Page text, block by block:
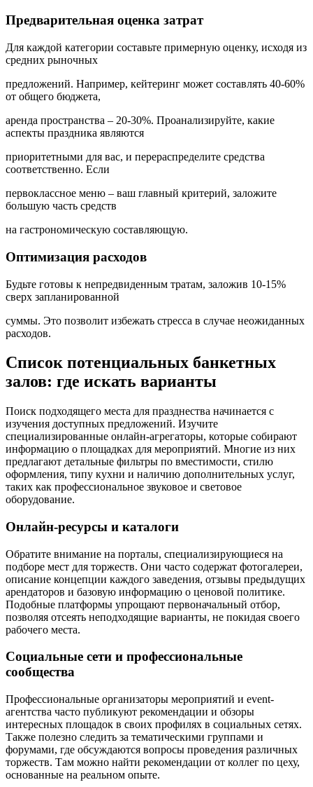
Предварительная оценка затрат
Для каждой категории составьте примерную оценку, исходя из
средних рыночных
предложений. Например, кейтеринг может составлять 40-60%
от общего бюджета,
аренда пространства – 20-30%. Проанализируйте, какие
аспекты праздника являются
приоритетными для вас, и перераспределите средства
соответственно. Если
первоклассное меню – ваш главный критерий, заложите
большую часть средств
на гастрономическую составляющую.
Оптимизация расходов
Будьте готовы к непредвиденным тратам, заложив 10-15%
сверх запланированной
суммы. Это позволит избежать стресса в случае неожиданных
расходов.
Список потенциальных банкетных
залов: где искать варианты
Поиск подходящего места для празднества начинается с
изучения доступных предложений. Изучите
специализированные онлайн-агрегаторы, которые собирают
информацию о площадках для мероприятий. Многие из них
предлагают детальные фильтры по вместимости, стилю
оформления, типу кухни и наличию дополнительных услуг,
таких как профессиональное звуковое и световое
оборудование.
Онлайн-ресурсы и каталоги
Обратите внимание на порталы, специализирующиеся на
подборе мест для торжеств. Они часто содержат фотогалереи,
описание концепции каждого заведения, отзывы предыдущих
арендаторов и базовую информацию о ценовой политике.
Подобные платформы упрощают первоначальный отбор,
позволяя отсеять неподходящие варианты, не покидая своего
рабочего места.
Социальные сети и профессиональные
сообщества
Профессиональные организаторы мероприятий и event-
агентства часто публикуют рекомендации и обзоры
интересных площадок в своих профилях в социальных сетях.
Также полезно следить за тематическими группами и
форумами, где обсуждаются вопросы проведения различных
торжеств. Там можно найти рекомендации от коллег по цеху,
основанные на реальном опыте.